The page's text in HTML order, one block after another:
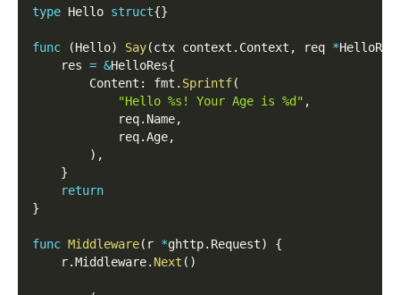
type Hello struct{}
func (Hello) Say(ctx context . Context , req *HelloReq
    res
= &HelloRes{
        Content
: fmt . Sprintf(
"Hello %s! Your Age is %d" ,
            req
. Name,
            req
.Age,
) ,
}
return
}
func Middleware( r *ghttp. Request)
{
    r
.Middleware. Next ( )